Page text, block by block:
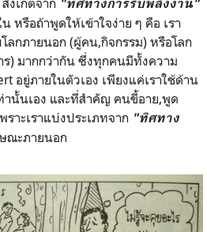
"ทิศทางการรับพลังงาน"
หรือถ้าพูดให้เข้าใจง่าย ๆ คือ เรา
ลกภายนอก (ผู้คน,กิจกรรม) หรือโลก
) มากกว่ากัน ซึ่งทุกคนมีทั้งความ
อยู่ภายในตัวเอง เพียงแค่เราใช้ด้าน
านั้นเอง และที่สำคัญ คนขี้อาย,พูด
าะเราแบ่งประเภทจาก "ทิศทาง
ณะภายนอก